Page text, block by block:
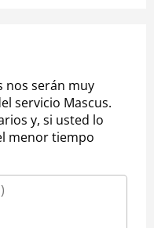
nos serán muy
servicio Mascus.
y, si usted lo
menor tiempo